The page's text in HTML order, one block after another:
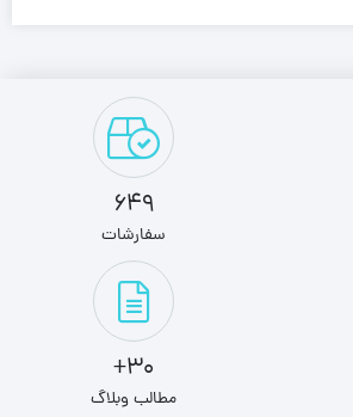
649
سفارشات
30+
مطالب وبلاگ